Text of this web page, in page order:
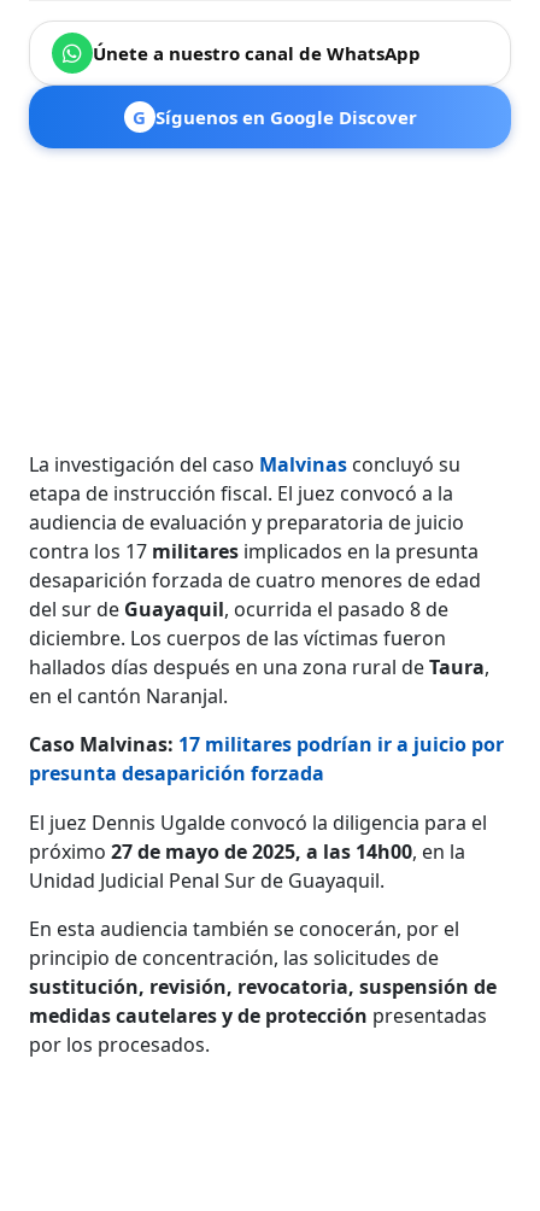
Únete a nuestro canal de WhatsApp
G Síguenos en Google Discover
La investigación del caso Malvinas concluyó su
etapa de instrucción fiscal. El juez convocó a la
audiencia de evaluación y preparatoria de juicio
contra los 17 militares implicados en la presunta
desaparición forzada de cuatro menores de edad
del sur de Guayaquil, ocurrida el pasado 8 de
diciembre. Los cuerpos de las víctimas fueron
hallados días después en una zona rural deTaura,
en el cantón Naranjal.
Caso Malvinas: 17 militares podrían ir a juicio por
presunta desaparición forzada
El juez Dennis Ugalde convocó la diligencia para el
próximo27 de mayo de 2025, a las 14h00, en la
Unidad Judicial Penal Sur de Guayaquil.
En esta audiencia también se conocerán, por el
principio de concentración, las solicitudes de
sustitución, revisión, revocatoria, suspensión de
medidas cautelares y de protección presentadas
por los procesados.